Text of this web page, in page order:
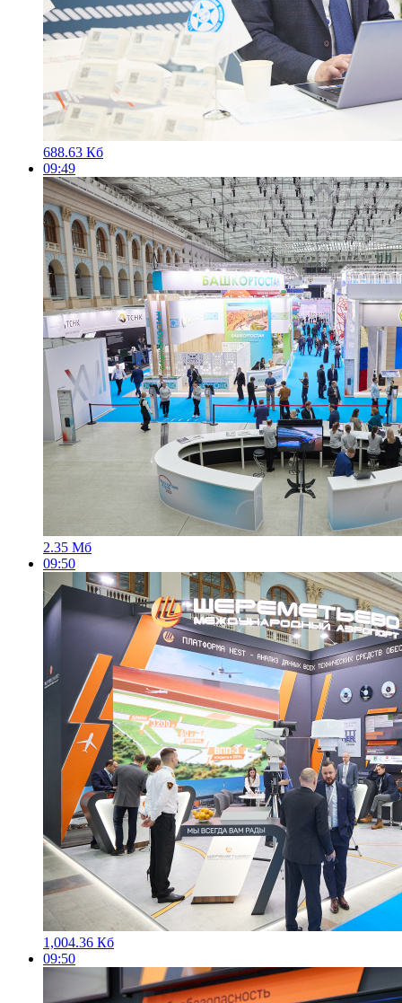
688.63 Кб
09:49
2.35 Мб
09:50
1,004.36 Кб
09:50